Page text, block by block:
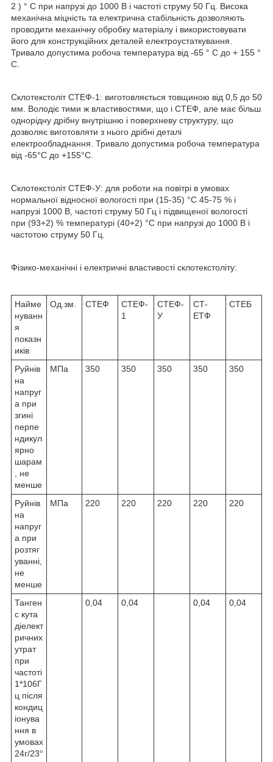
2 ) ° С при напрузі до 1000 В і частоті струму 50 Гц. Висока
механічна міцність та електрична стабільність дозволяють
проводити механічну обробку матеріалу і використовувати
його для конструкційних деталей електроустаткування.
Тривало допустима робоча температура від -65 ° С до + 155 °
С.
Склотекстоліт СТЕФ-1: виготовляється товщиною від 0,5 до 50
мм. Володіє тими ж властивостями, що і СТЕФ, але має більш
однорідну дрібну внутрішню і поверхневу структуру, що
дозволяє виготовляти з нього дрібні деталі
електрообладнання. Тривало допустима робоча температура
від -65°С до +155°С.
Склотекстоліт СТЕФ-У: для роботи на повітрі в умовах
нормальної відносної вологості при (15-35) °С 45-75 % і
напрузі 1000 В, частоті струму 50 Гц і підвищеної вологості
при (93+2) % температурі (40+2) °С при напрузі до 1000 В і
частотою струму 50 Гц.
Фізико-механічні і електричні властивості склотекстоліту:
Найме
нуванн
я
показн
иків
Од.зм. СТЕФ
СТЕФ-
1
СТЕФ-
У
СТ-
ЕТФ
СТЕБ
Руйнів
на
напруг
а при
згині
перпе
ндикул
ярно
шарам
, не
менше
МПа 350 350 350 350 350
Руйнів
на
напруг
а при
розтяг
уванні,
не
менше
МПа 220 220 220 220 220
Танген
с кута
діелект
ричних
утрат
при
частоті
1*106Г
ц після
кондиц
іонува
ння в
умовах
24г/23°
0,04 0,04 0,04 0,04